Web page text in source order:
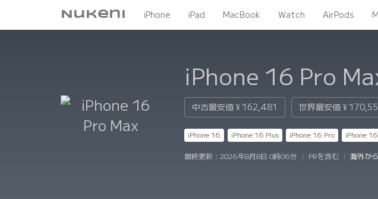
Nukeni iPhone iPad MacBook Watch AirPods
iPhone 16 Pro
中古最安値 ¥ 162,481 世界最安値 ¥
iPhone 16 iPhone 16 Plus iPhone 16 Pro iPhone
最終更新： 2026年8月8日 0時06分 PRを含む 海外か